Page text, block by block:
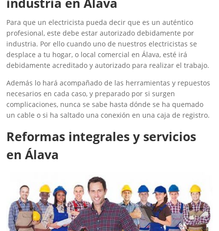
Para que un electricista pueda decir que es un auténtico
profesional, este debe estar autorizado debidamente por
industria. Por ello cuando uno de nuestros electricistas se
desplace a tu hogar, o local comercial en Álava, esté irá
debidamente acreditado y autorizado para realizar el trabajo.
Además lo hará acompañado de las herramientas y repuestos
necesarios en cada caso, y preparado por si surgen
complicaciones, nunca se sabe hasta dónde se ha quemado
un cable o si ha saltado una conexión en una caja de registro.
Reformas integrales y servicios
en Álava